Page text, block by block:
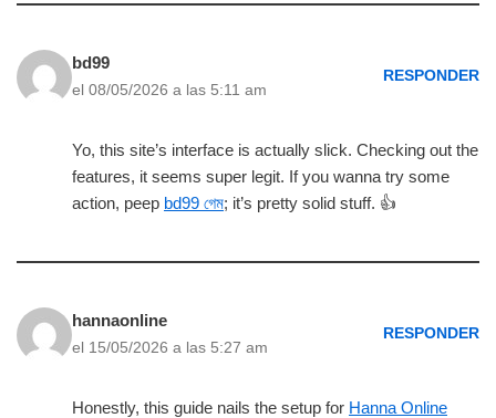
bd99
el 08/05/2026 a las 5:11 am
RESPONDER
Yo, this site’s interface is actually slick. Checking out the
features, it seems super legit. If you wanna try some
action, peep bd99 গেম; it’s pretty solid stuff. 👍
hannaonline
el 15/05/2026 a las 5:27 am
RESPONDER
Honestly, this guide nails the setup for Hanna Online